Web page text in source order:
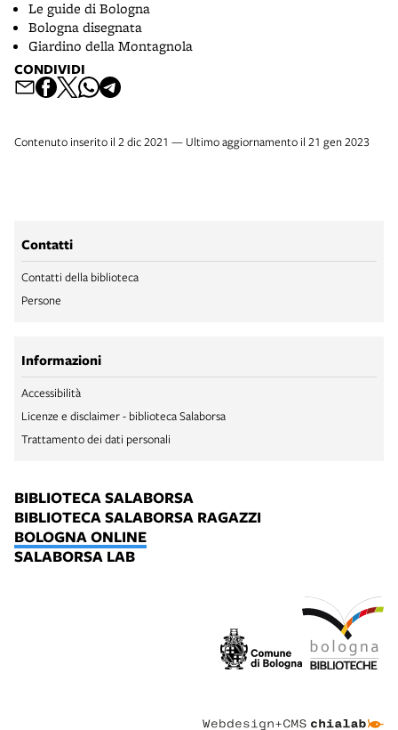
Le guide di Bologna
Bologna disegnata
Giardino della Montagnola
CONDIVIDI
Contenuto inserito il 2 dic 2021 — Ultimo aggiornamento il 21 gen 2023
Contatti
Contatti della biblioteca
Persone
Informazioni
Accessibilità
Licenze e disclaimer - biblioteca Salaborsa
Trattamento dei dati personali
BIBLIOTECA SALABORSA
BIBLIOTECA SALABORSA RAGAZZI
BOLOGNA ONLINE
SALABORSA LAB